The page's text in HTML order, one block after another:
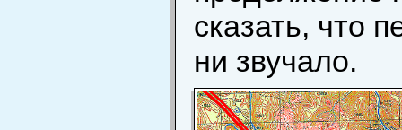
сказать, что
ни звучало.